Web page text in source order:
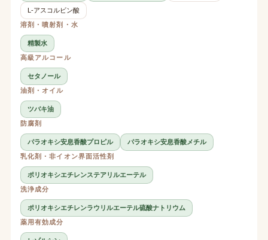
L-アスコルビン酸
溶剤・噴射剤・水
精製水
高級アルコール
セタノール
油剤・オイル
ツバキ油
防腐剤
パラオキシ安息香酸プロピル
パラオキシ安息香酸メチル
乳化剤・非イオン界面活性剤
ポリオキシエチレンステアリルエーテル
洗浄成分
ポリオキシエチレンラウリルエーテル硫酸ナトリウム
薬用有効成分